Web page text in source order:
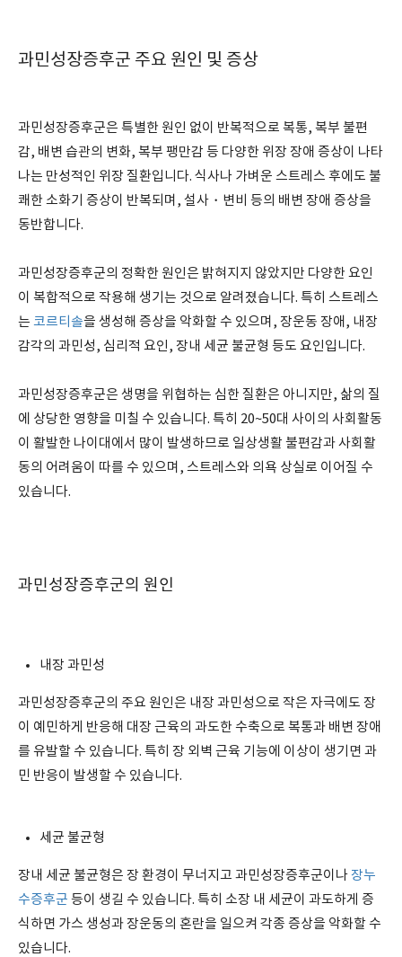
과민성장증후군 주요 원인 및 증상
과민성장증후군은 특별한 원인 없이 반복적으로 복통, 복부 불편
감, 배변 습관의 변화, 복부 팽만감 등 다양한 위장 장애 증상이 나타
나는 만성적인 위장 질환입니다. 식사나 가벼운 스트레스 후에도 불
쾌한 소화기 증상이 반복되며, 설사・변비 등의 배변 장애 증상을
동반합니다.
과민성장증후군의 정확한 원인은 밝혀지지 않았지만 다양한 요인
이 복합적으로 작용해 생기는 것으로 알려졌습니다. 특히 스트레스
는 코르티솔을 생성해 증상을 악화할 수 있으며, 장운동 장애, 내장
감각의 과민성, 심리적 요인, 장내 세균 불균형 등도 요인입니다.
과민성장증후군은 생명을 위협하는 심한 질환은 아니지만, 삶의 질
에 상당한 영향을 미칠 수 있습니다. 특히 20~50대 사이의 사회활동
이 활발한 나이대에서 많이 발생하므로 일상생활 불편감과 사회활
동의 어려움이 따를 수 있으며, 스트레스와 의욕 상실로 이어질 수
있습니다.
과민성장증후군의 원인
내장 과민성
과민성장증후군의 주요 원인은 내장 과민성으로 작은 자극에도 장
이 예민하게 반응해 대장 근육의 과도한 수축으로 복통과 배변 장애
를 유발할 수 있습니다. 특히 장 외벽 근육 기능에 이상이 생기면 과
민 반응이 발생할 수 있습니다.
세균 불균형
장내 세균 불균형은 장 환경이 무너지고 과민성장증후군이나장누
수증후군 등이 생길 수 있습니다. 특히 소장 내 세균이 과도하게 증
식하면 가스 생성과 장운동의 혼란을 일으켜 각종 증상을 악화할 수
있습니다.